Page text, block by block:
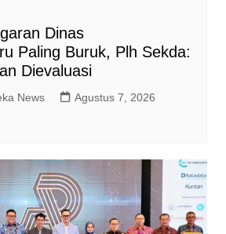
Dinas
Paling Buruk, Plh Sekda:
Dievaluasi
News
Agustus 7, 2026